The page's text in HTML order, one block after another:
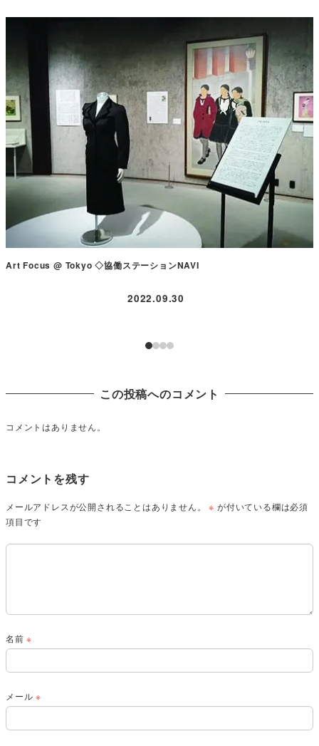
Art Focus @ Tokyo ◇協働ステーションNAVI
2022.09.30
この投稿へのコメント
コメントはありません。
コメントを残す
メールアドレスが公開されることはありません。 ※ が付いている欄は必須
項目です
名前※
メール※